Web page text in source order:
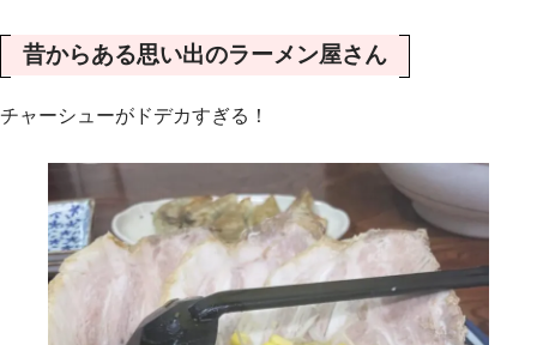
昔からある思い出のラーメン屋さん
チャーシューがドデカすぎる！